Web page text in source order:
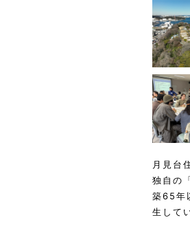
月見台
独自の
築65年
生して